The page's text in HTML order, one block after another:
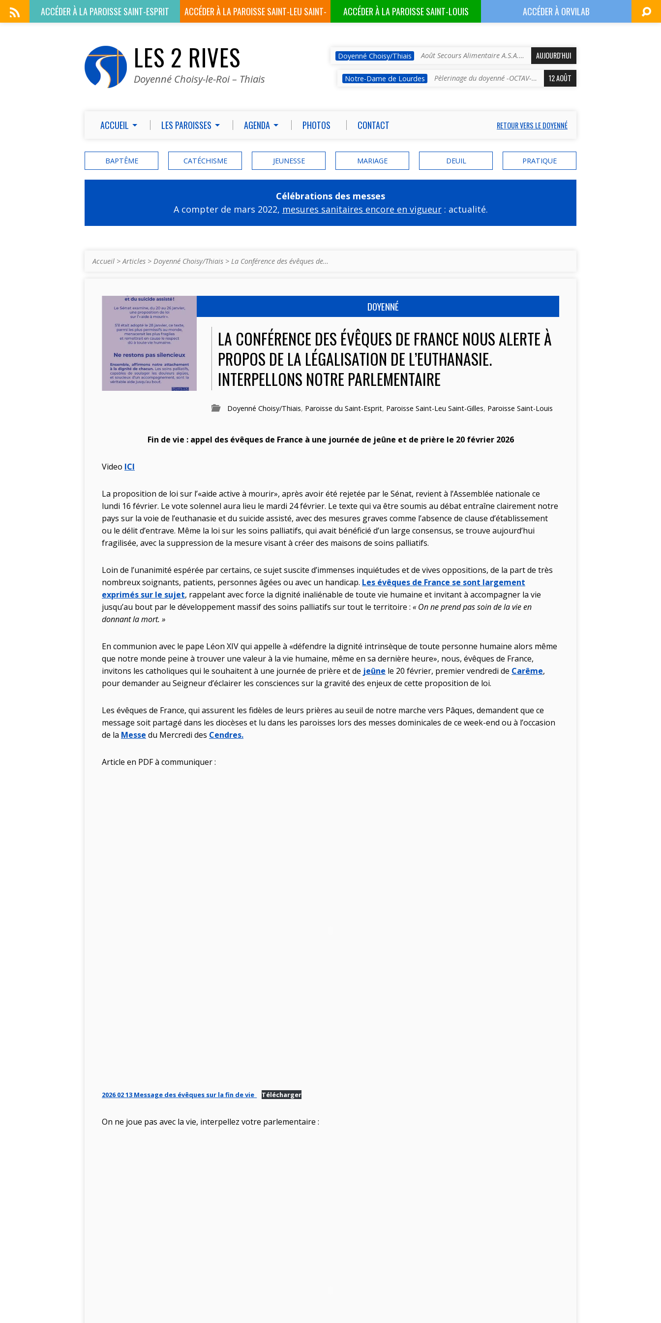
ACCÉDER À LAPAROISSE SAINT-ESPRIT ACCÉDER À LAPAROISSE SAINT-LEU SAINT-
ACCÉDER À LAPAROISSE SAINT-LOUIS ACCÉDER ÀORVILAB
LES 2 RIVES
Doyenné Choisy-le-Roi – Thiais
Doyenné Choisy/Thiais Août Secours Alimentaire A.S.A.… AUJOURD'HUI
Notre-Dame de Lourdes Pèlerinage du doyenné -OCTAV-… 12 AOÛT
ACCUEIL LES PAROISSES AGENDA PHOTOS CONTACT RETOUR VERS LE DOYENNÉ
BAPTÊME CATÉCHISME JEUNESSE MARIAGE DEUIL PRATIQUE
Célébrations des messes
A compter de mars 2022, mesures sanitaires encore en vigueur: actualité.
Accueil >Articles > Doyenné Choisy/Thiais > La Conférence des évêques de…
DOYENNÉ
LA CONFÉRENCE DES ÉVÊQUES DE FRANCE NOUS ALERTE À
PROPOS DE LA LÉGALISATION DE L’EUTHANASIE.
INTERPELLONS NOTRE PARLEMENTAIRE
Doyenné Choisy/Thiais, Paroisse du Saint-Esprit, Paroisse Saint-Leu Saint-Gilles, Paroisse Saint-Louis
Fin de vie : appel des évêques de France à une journée de jeûne et de prière le 20 février 2026
Video ICI
La proposition de loi sur l’«aide active à mourir», après avoir été rejetée par le Sénat, revient à l’Assemblée nationale ce
lundi 16 février. Le vote solennel aura lieu le mardi 24 février. Le texte qui va être soumis au débat entraîne clairement notre
pays sur la voie de l’euthanasie et du suicide assisté, avec des mesures graves comme l’absence de clause d’établissement
ou le délit d’entrave. Même la loi sur les soins palliatifs, qui avait bénéficié d’un large consensus, se trouve aujourd’hui
fragilisée, avec la suppression de la mesure visant à créer des maisons de soins palliatifs.
Loin de l’unanimité espérée par certains, ce sujet suscite d’immenses inquiétudes et de vives oppositions, de la part de très
nombreux soignants, patients, personnes âgées ou avec un handicap. Les évêques de France se sont largement
exprimés sur le sujet, rappelant avec force la dignité inaliénable de toute vie humaine et invitant à accompagner la vie
jusqu’au bout par le développement massif des soins palliatifs sur tout le territoire : « On ne prend pas soin de la vie en
donnant la mort. »
En communion avec le pape Léon XIV qui appelle à «défendre la dignité intrinsèque de toute personne humaine alors même
que notre monde peine à trouver une valeur à la vie humaine, même en sa dernière heure», nous, évêques de France,
invitons les catholiques qui le souhaitent à une journée de prière et de jeûne le 20 février, premier vendredi de Carême,
pour demander au Seigneur d’éclairer les consciences sur la gravité des enjeux de cette proposition de loi.
Les évêques de France, qui assurent les fidèles de leurs prières au seuil de notre marche vers Pâques, demandent que ce
message soit partagé dans les diocèses et lu dans les paroisses lors des messes dominicales de ce week-end ou à l’occasion
de la Messe du Mercredi des Cendres.
Article en PDF à communiquer :
2026 02 13 Message des évêques sur la fin de vie_ Télécharger
On ne joue pas avec la vie, interpellez votre parlementaire :